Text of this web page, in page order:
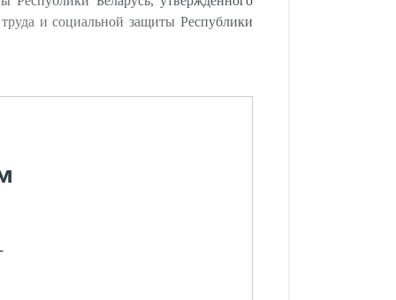
и социальной защиты Республики